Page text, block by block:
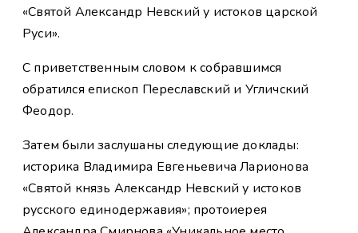
«Святой Александр Невский у истоков царской
Руси».
С приветственным словом к собравшимся
обратился епископ Переславский и Угличский
Феодор.
Затем были заслушаны следующие доклады:
историка Владимира Евгеньевича Ларионова
«Святой князь Александр Невский у истоков
русского единодержавия»; протоиерея